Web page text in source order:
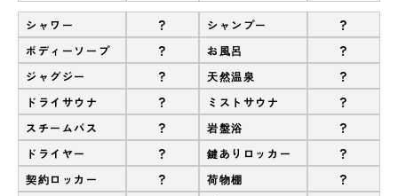
シャワー ? シャンプー ?
ボディーソープ ? お風呂 ?
ジャグジー ? 天然温泉 ?
ドライサウナ ? ミストサウナ ?
スチームバス ? 岩盤浴 ?
ドライヤー ? 鍵ありロッカー ?
契約ロッカー ? 荷物棚 ?